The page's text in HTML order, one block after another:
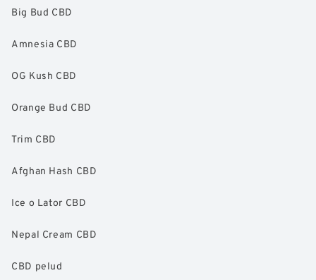
Big Bud CBD
Amnesia CBD
OG Kush CBD
Orange Bud CBD
Trim CBD
Afghan Hash CBD
Ice o Lator CBD
Nepal Cream CBD
CBD pelud